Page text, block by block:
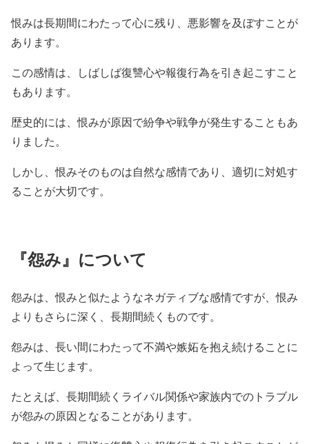
恨みは長期間にわたって心に残り、悪影響を及ぼすことが
あります。
この感情は、しばしば復讐心や報復行為を引き起こすこと
もあります。
歴史的には、恨みが原因で紛争や戦争が発生することもあ
りました。
しかし、恨みそのものは自然な感情であり、適切に対処す
ることが大切です。
『怨み』について
怨みは、恨みと似たようなネガティブな感情ですが、恨み
よりもさらに深く、長期間続くものです。
怨みは、長い間にわたって不満や嫉妬を抱え続けることに
よって生じます。
たとえば、長期間続くライバル関係や家族内でのトラブル
が怨みの原因となることがあります。